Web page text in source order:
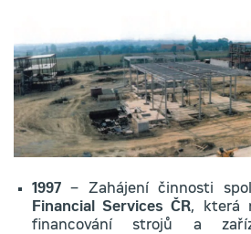
1997 – Zahájení činnosti
Financial Services ČR, která
financování strojů a